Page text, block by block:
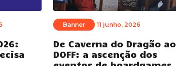
Banner 11 junho, 2026
De Caverna do Dragão ao
DOFF: a ascenção dos